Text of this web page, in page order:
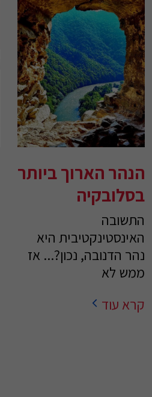
הנהר הארוך ביותר
בסלובקיה
התשובה
האינסטינקטיבית היא
נהר הדנובה, נכון?... אז
ממש לא
קרא עוד